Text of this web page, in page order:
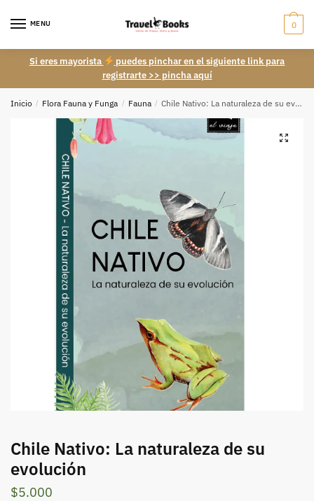
MENU 0
Si eres mayorista
puedes pinchar en el siguiente link para
registrarte >> pincha aquí
Inicio / Flora Fauna y Funga / Fauna / Chile Nativo: La naturaleza de su evolución
Chile Nativo: La naturaleza de su
evolución
$5.000